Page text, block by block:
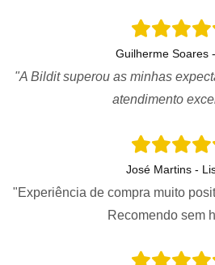
Guilherme Soares
"A Bildit superou as minhas
atendimento
José Martins -
"Experiência de compra muito
Recomendo sem